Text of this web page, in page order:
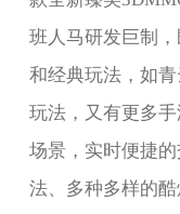
班人马研发巨制
和经典玩法，如
玩法，又有更多
场景，实时便捷
法、多种多样的